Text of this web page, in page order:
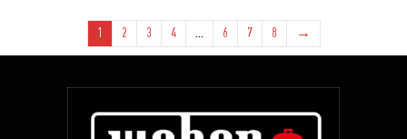
1 2 3 4 … 6 7 8 →